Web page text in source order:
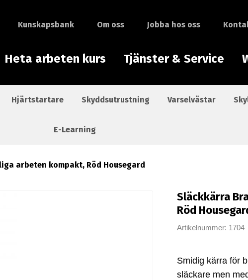
Kunskapsbank Om oss Jobba hos oss
Heta arbeten kurs Tjänster & Service
Hjärtstartare Skyddsutrustning Varselvästar
E-Learning
arbeten kompakt, Röd Housegard
Släckkärra
Röd
Artikelnummer: 1704
Smidig kärra för
släckare men